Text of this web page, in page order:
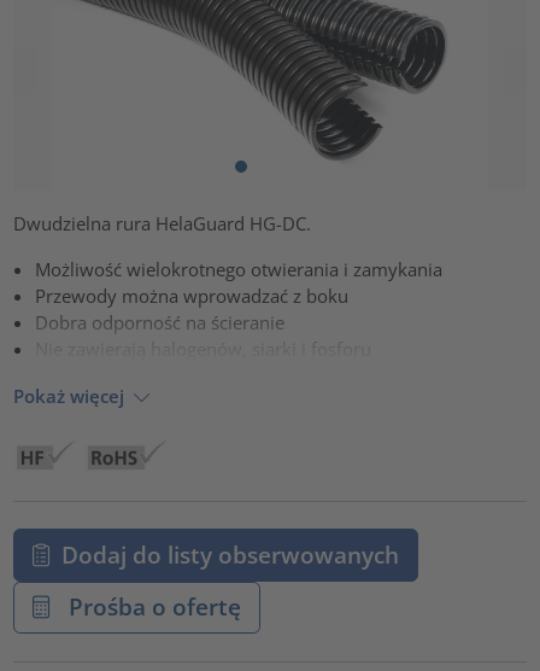
Dwudzielna rura HelaGuard HG-DC.
Możliwość wielokrotnego otwierania i zamykania
Przewody można wprowadzać z boku
Dobra odporność na ścieranie
Nie zawierają halogenów, siarki i fosforu
Pokaż więcej
Dodaj do listy obserwowanych
Prośba o ofertę